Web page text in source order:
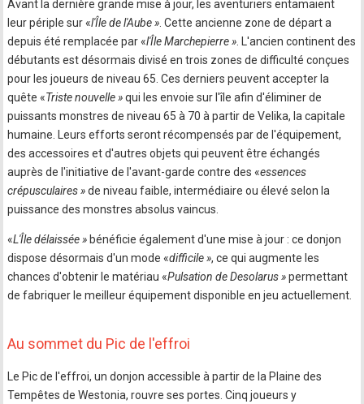
Avant la dernière grande mise à jour, les aventuriers entamaient
leur périple sur «l'Île de l'Aube » . Cette ancienne zone de départ a
depuis été remplacée par «l'Île Marchepierre » . L'ancien continent des
débutants est désormais divisé en trois zones de difficulté conçues
pour les joueurs de niveau 65. Ces derniers peuvent accepter la
quête «Triste nouvelle »qui les envoie sur l'île afin d'éliminer de
puissants monstres de niveau 65 à 70 à partir de Velika, la capitale
humaine. Leurs efforts seront récompensés par de l'équipement,
des accessoires et d'autres objets qui peuvent être échangés
auprès de l'initiative de l'avant-garde contre des «essences
crépusculaires »de niveau faible, intermédiaire ou élevé selon la
puissance des monstres absolus vaincus.
«L'Île délaissée » bénéficie également d'une mise à jour : ce donjon
dispose désormais d'un mode «difficile », ce qui augmente les
chances d'obtenir le matériau «Pulsation de Desolarus »permettant
de fabriquer le meilleur équipement disponible en jeu actuellement.
Au sommet du Pic de l'effroi
Le Pic de l'effroi, un donjon accessible à partir de la Plaine des
Tempêtes de Westonia, rouvre ses portes. Cinq joueurs y